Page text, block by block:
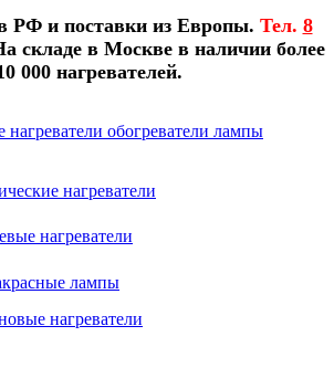
РФ и поставки из Европы. Тел. 8
складе в Москве в наличии более
000 нагревателей.
обогреватели лампы
нагреватели
нагреватели
лампы
нагреватели